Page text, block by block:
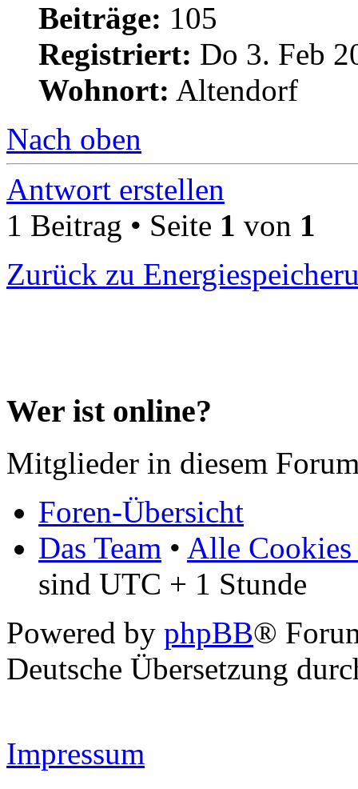
Beiträge: 105
Registriert: Do 3. Feb
Wohnort: Altendorf
Nach oben
Antwort erstellen
1 Beitrag • Seite 1 von 1
Zurück zu
Wer ist online?
Mitglieder in diesem
Foren-Übersicht
Das Team • Alle Cookies
sind UTC + 1 Stunde
Powered by phpBB®
Deutsche Übersetzung
Impressum